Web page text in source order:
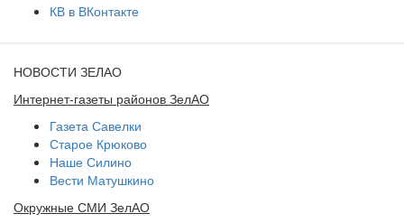
КВ в ВКонтакте
НОВОСТИ ЗЕЛАО
Интернет-газеты районов ЗелАО
Газета Савелки
Старое Крюково
Наше Силино
Вести Матушкино
Окружные СМИ ЗелАО